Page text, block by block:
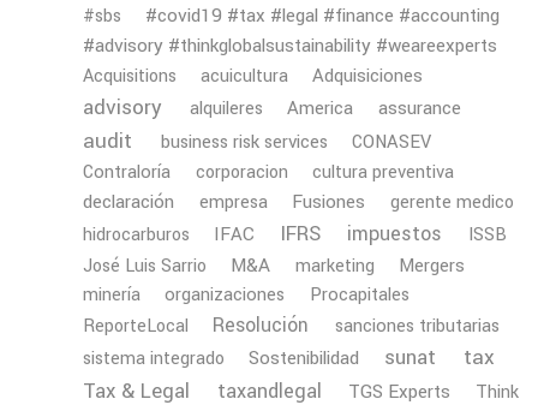
#sbs
#covid19 #tax #legal #finance #accounting
#advisory #thinkglobalsustainability #weareexperts
Acquisitions acuicultura Adquisiciones
advisory alquileres America assurance
audit business risk services
CONASEV
Contraloría
corporacion cultura preventiva
declaración empresa Fusiones
gerente medico
hidrocarburos
IFAC IFRS impuestos
ISSB
José Luis Sarrio
M&A marketing Mergers
minería organizaciones
Procapitales
ReporteLocal
Resolución
sanciones tributarias
sistema integrado
Sostenibilidad sunat
tax
Tax & Legal
taxandlegal TGS Experts
Think